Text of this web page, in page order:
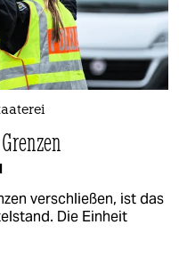
verschließen, ist das
Die Einheit